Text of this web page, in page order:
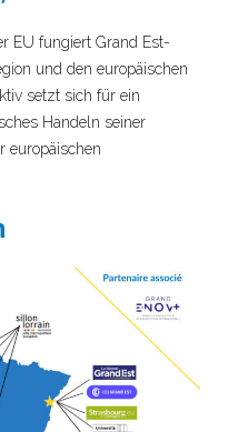
EU fungiert Grand Est-
und den europäischen
setzt sich für ein
Handeln seiner
europäischen